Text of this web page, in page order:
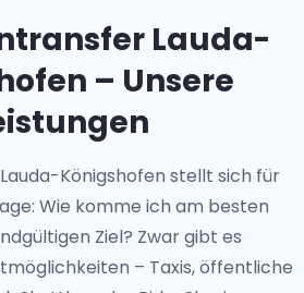
Lauda-
– Unsere
Königshofen stellt sich für
Wie komme ich am besten
Ziel? Zwar gibt es
– Taxis, öffentliche